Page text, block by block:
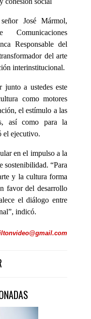
José Mármol,
Comunicaciones
Responsable del
del arte
interinstitucional.
junto a ustedes este
como motores
el estímulo a las
así como para la
el ejecutivo.
en el impulso a la
sostenibilidad. “Para
y la cultura forma
favor del desarrollo
el diálogo entre
indicó.